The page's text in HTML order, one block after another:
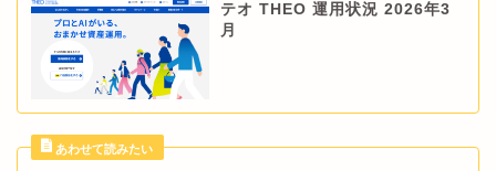
テオ THEO 運用状況 2026年3
月